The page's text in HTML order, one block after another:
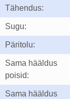
Tähendus:
Sugu:
Päritolu:
Sama hääldus
poisid:
Sama hääldus